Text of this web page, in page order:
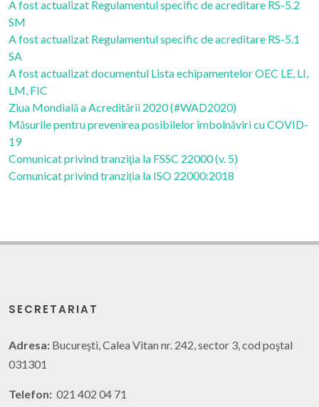
A fost actualizat Regulamentul specific de acreditare RS-5.2
SM
A fost actualizat Regulamentul specific de acreditare RS-5.1
SA
A fost actualizat documentul Lista echipamentelor OEC LE, LI,
LM, FIC
Ziua Mondială a Acreditării 2020 (#WAD2020)
Măsurile pentru prevenirea posibilelor îmbolnăviri cu COVID-
19
Comunicat privind tranziţia la FSSC 22000 (v. 5)
Comunicat privind tranziția la ISO 22000:2018
SECRETARIAT
Adresa: Bucureşti, Calea Vitan nr. 242, sector 3, cod poştal
031301
Telefon: 021 402 04 71